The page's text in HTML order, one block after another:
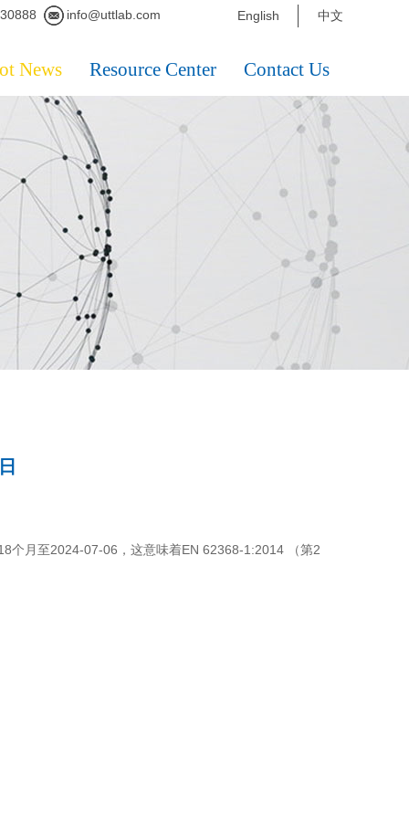
info@uttlab.com English 中文
News Resource Center Contact Us
个月至2024-07-06，这意味着EN 62368-1:2014 （第2